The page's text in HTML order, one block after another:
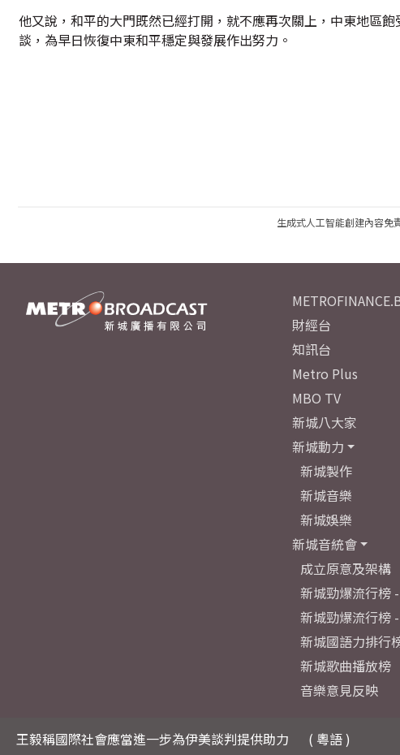
他又說，和平的大門既然已經打開，就不應再次關上，中東地區
談，為早日恢復中東和平穩定與發展作出努力。
生成式人工智能創建內容免
王毅稱國際社會應當進一步為伊美談判提供助力
( 粵語 )
財經台
知訊台
Metro Plus
MBO TV
新城八大家
新城動力
新城製作
新城音樂
新城娛樂
新城音統會
成立原意及架構
新城勁爆流行榜
新城勁爆流行榜
新城國語力排行
新城歌曲播放榜
音樂意見反映